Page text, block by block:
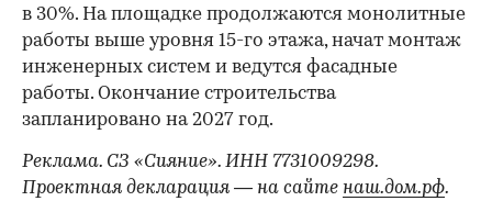
в 30%. На площадке продолжаются монолитные
работы выше уровня 15-го этажа, начат монтаж
инженерных систем и ведутся фасадные
работы. Окончание строительства
запланировано на 2027 год.
Реклама. СЗ «Сияние». ИНН 7731009298.
Проектная декларация — на сайте наш.дом.рф.